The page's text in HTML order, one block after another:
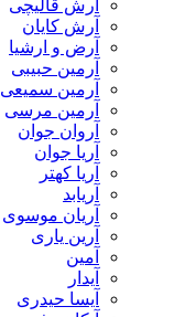
آرش قالیچی
آرش کایان
​آرض و ارشیا
آرمین حبیبی
آرمین سمیعی
آرمین مرسی
آروان جوان
آریا جوان
آریا کهتر
آریابد
آریان موسوی
آرین یاری
آمین
آیدار
آیسا حیدری